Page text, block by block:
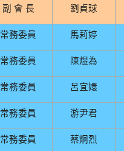
副 會 長 劉貞球
常務委員 馬莉婷
常務委員 陳煜為
常務委員 呂宜嬛
常務委員 游尹君
常務委員 蔡炯烈